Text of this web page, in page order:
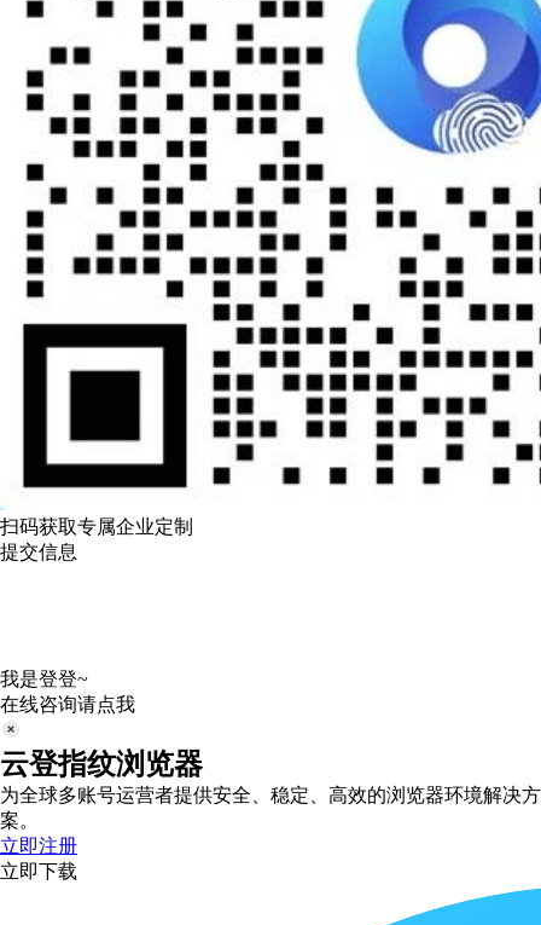
扫码获取专属企业定制
提交信息
我是登登~
在线咨询请点我
云登指纹浏览器
为全球多账号运营者提供安全、稳定、高效的浏览器环境解决方
案。
立即注册
立即下载